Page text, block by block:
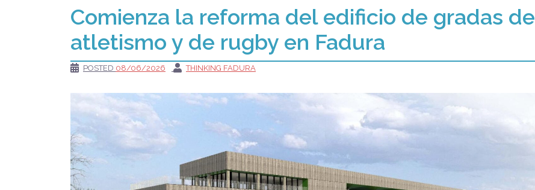
Comienza la reforma del edificio de gradas de
atletismo y de rugby en Fadura
POSTED 08/06/2026 THINKING FADURA